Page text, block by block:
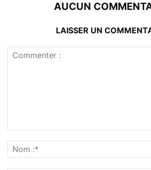
AUCUN
LAISSER UN